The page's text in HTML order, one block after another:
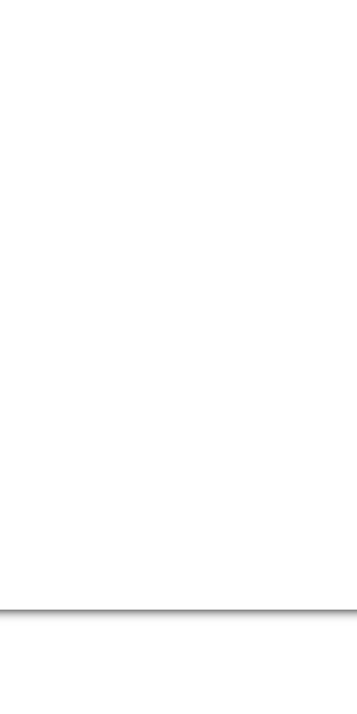
alebo neaktuálne údaje, nahláste zmenu na
Ing., PhD.